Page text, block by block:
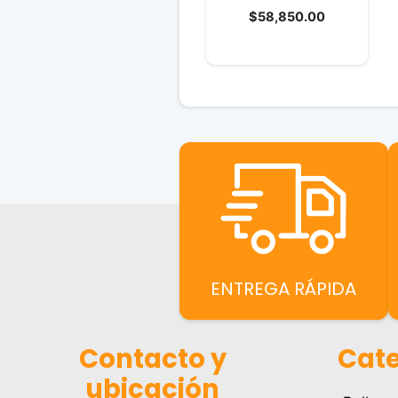
0
d
$58,850.00
ENTREGA RÁPIDA
Contacto y
ubicación